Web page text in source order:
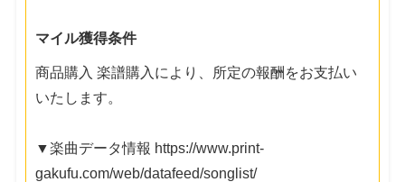
マイル獲得条件
商品購入 楽譜購入により、所定の報酬をお支払い
いたします。
▼楽曲データ情報 https://www.print-
gakufu.com/web/datafeed/songlist/